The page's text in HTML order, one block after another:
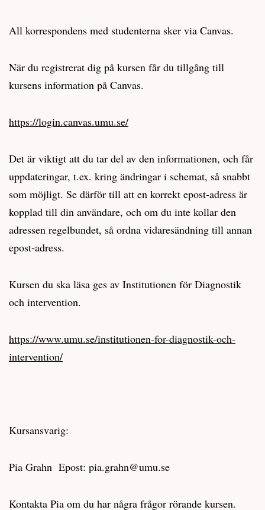
All korrespondens med studenterna sker via Canvas.
När du registrerat dig på kursen får du tillgång till
kursens information på Canvas.
https://login.canvas.umu.se/
Det är viktigt att du tar del av den informationen, och får
uppdateringar, t.ex. kring ändringar i schemat, så snabbt
som möjligt. Se därför till att en korrekt epost-adress är
kopplad till din användare, och om du inte kollar den
adressen regelbundet, så ordna vidaresändning till annan
epost-adress.
Kursen du ska läsa ges av Institutionen för Diagnostik
och intervention.
https://www.umu.se/institutionen-for-diagnostik-och-
intervention/
Kursansvarig:
Pia Grahn Epost: pia.grahn@umu.se
Kontakta Pia om du har några frågor rörande kursen.